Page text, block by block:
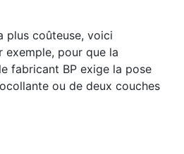
plus coûteuse, voici
exemple, pour que la
fabricant BP exige la pose
ou de deux couches